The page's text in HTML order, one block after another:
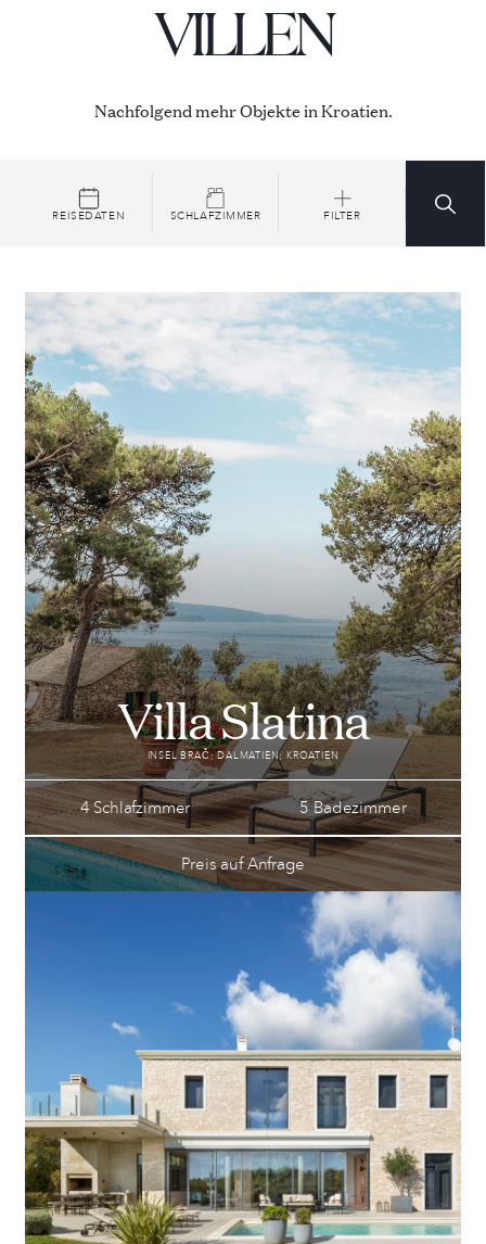
VILLEN
Nachfolgend mehr Objekte in Kroatien.
REISEDATEN SCHLAFZIMMER FILTER
Villa Slatina
INSEL BRAČ; DALMATIEN; KROATIEN
4 Schlafzimmer 5 Badezimmer
Preis auf Anfrage